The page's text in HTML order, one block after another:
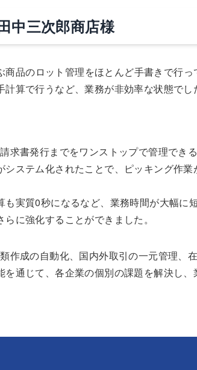
中三次郎商店様
品のロット管理をほとんど手書きで行っ
算で行うなど、業務が非効率な状態でし
求書発行までをワンストップで管理でき
ステム化されたことで、ピッキング作
実質0秒になるなど、業務時間が大幅に
に強化することができました。
作成の自動化、国内外取引の一元管理、
通じて、各企業の個別の課題を解決し